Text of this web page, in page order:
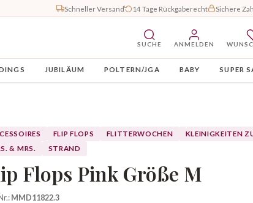
Schneller Versand 14 Tage Rückgaberecht Sichere
SUCHE ANMELDEN
JUBILÄUM POLTERN/JGA BABY SUPER
FLIP FLOPS FLITTERWOCHEN
KLEINIGKEITEN
& MRS.
STRAND
Flops Pink Größe M
MMD11822.3